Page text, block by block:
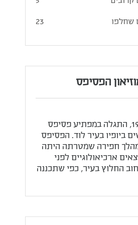
שחלפו 23
הפסיפס
בשנת 1996, התגלה במפתיע פסיפס
ביופיו בעיר לוד. הפסיפס
חפירה שמטרתה היתה
ארכיאולוגיים לפני
החלוץ בעיר, כפי שתכננה